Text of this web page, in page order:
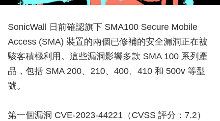
SonicWall 日前確認旗下 SMA100 Secure Mobile
Access (SMA) 裝置的兩個已修補的安全漏洞正在被
駭客積極利用。這些漏洞影響多款 SMA 100 系列產
品，包括 SMA 200、210、400、410 和 500v 等型
號。
第一個漏洞 CVE-2023-44221（CVSS 評分：7.2）